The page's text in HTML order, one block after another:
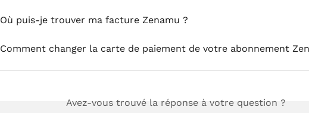
Où puis-je trouver ma facture Zenamu ?
Comment changer la carte de paiement de votre abonnement
Avez-vous trouvé la réponse à votre question ?